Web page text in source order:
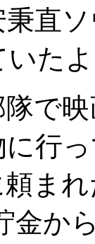
秉直
いた
隊で
行
ま
金か